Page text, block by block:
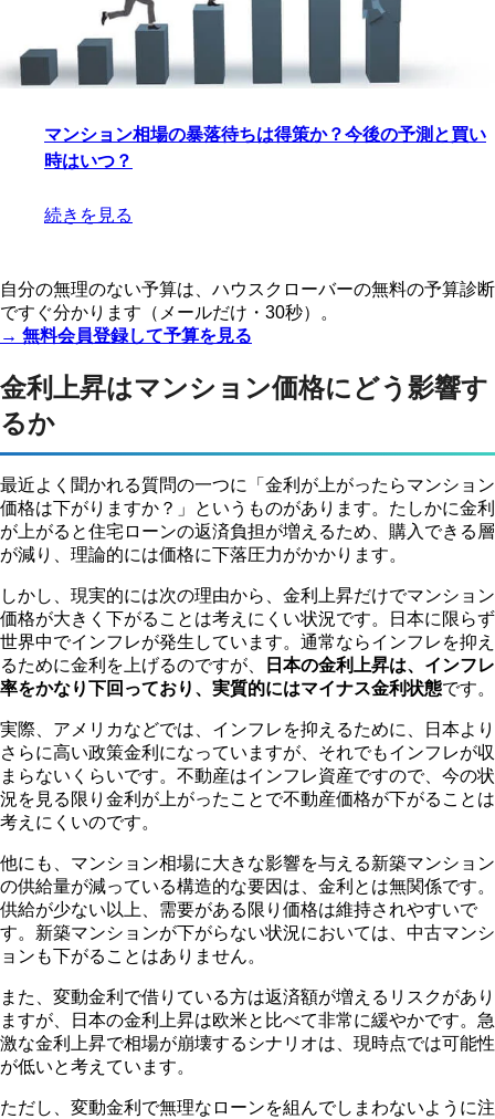
マンション相場の暴落待ちは得策か？今後の予測と買い
時はいつ？
続きを見る
自分の無理のない予算は、ハウスクローバーの無料の予算診断
ですぐ分かります（メールだけ・30秒）。
→ 無料会員登録して予算を見る
金利上昇はマンション価格にどう影響す
るか
最近よく聞かれる質問の一つに「金利が上がったらマンション
価格は下がりますか？」というものがあります。たしかに金利
が上がると住宅ローンの返済負担が増えるため、購入できる層
が減り、理論的には価格に下落圧力がかかります。
しかし、現実的には次の理由から、金利上昇だけでマンション
価格が大きく下がることは考えにくい状況です。日本に限らず
世界中でインフレが発生しています。通常ならインフレを抑え
るために金利を上げるのですが、
日本の金利上昇は、インフレ
率をかなり下回っており、実質的にはマイナス金利状態です。
実際、アメリカなどでは、インフレを抑えるために、日本より
さらに高い政策金利になっていますが、それでもインフレが収
まらないくらいです。不動産はインフレ資産ですので、今の状
況を見る限り金利が上がったことで不動産価格が下がることは
考えにくいのです。
他にも、マンション相場に大きな影響を与える新築マンション
の供給量が減っている構造的な要因は、金利とは無関係です。
供給が少ない以上、需要がある限り価格は維持されやすいで
す。新築マンションが下がらない状況においては、中古マンシ
ョンも下がることはありません。
また、変動金利で借りている方は返済額が増えるリスクがあり
ますが、日本の金利上昇は欧米と比べて非常に緩やかです。急
激な金利上昇で相場が崩壊するシナリオは、現時点では可能性
が低いと考えています。
ただし、変動金利で無理なローンを組んでしまわないように注